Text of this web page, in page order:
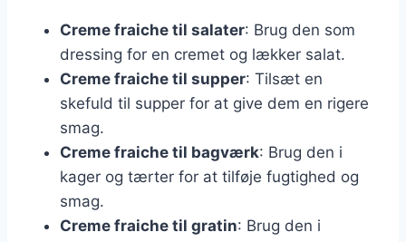
Creme fraiche til salater: Brug den som
dressing for en cremet og lækker salat.
Creme fraiche til supper: Tilsæt en
skefuld til supper for at give dem en rigere
smag.
Creme fraiche til bagværk: Brug den i
kager og tærter for at tilføje fugtighed og
smag.
Creme fraiche til gratin: Brug den i